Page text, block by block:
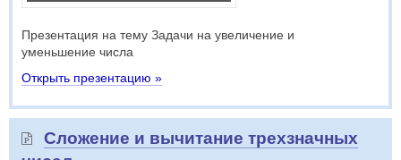
Презентация на тему Задачи на увеличение и
уменьшение числа
Открыть презентацию »
Сложение и вычитание трехзначных